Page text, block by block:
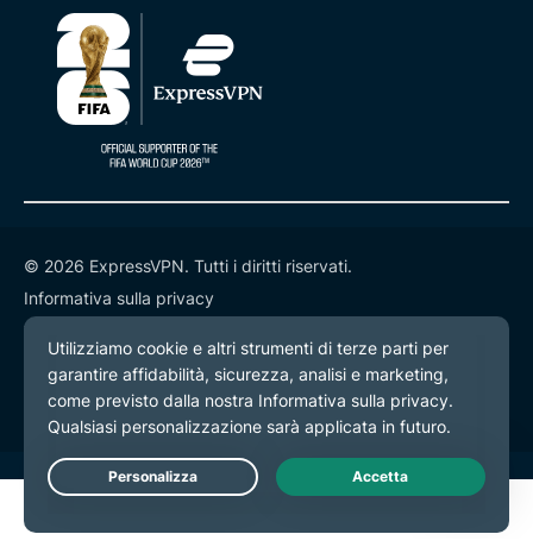
© 2026 ExpressVPN. Tutti i diritti riservati.
Informativa sulla privacy
Termini di servizio
Preferenze cookie
Live Chat